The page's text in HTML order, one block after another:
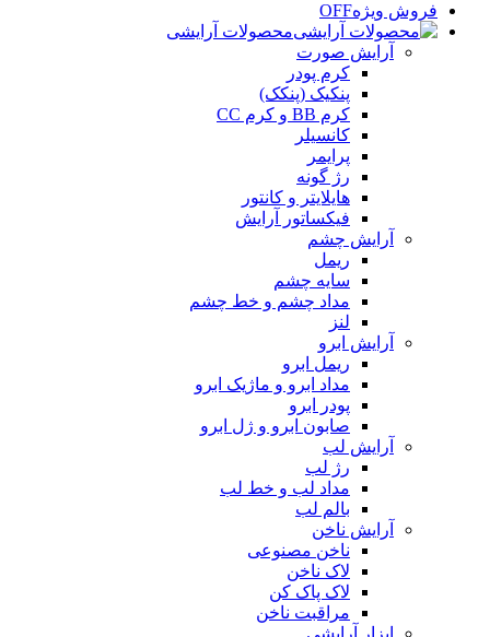
فروش ویژهOFF
محصولات آرایشی
آرایش صورت
کرم پودر
پنکیک (پنکک)
کرم BB و کرم CC
کانسیلر
پرایمر
رژ گونه
هایلایتر و کانتور
فیکساتور آرایش
آرایش چشم
ریمل
سایه چشم
مداد چشم و خط چشم
لنز
آرایش ابرو
ریمل ابرو
مداد ابرو و ماژیک ابرو
پودر ابرو
صابون ابرو و ژل ابرو
آرایش لب
رژ لب
مداد لب و خط لب
بالم لب
آرایش ناخن
ناخن مصنوعی
لاک ناخن
لاک پاک کن
مراقبت ناخن